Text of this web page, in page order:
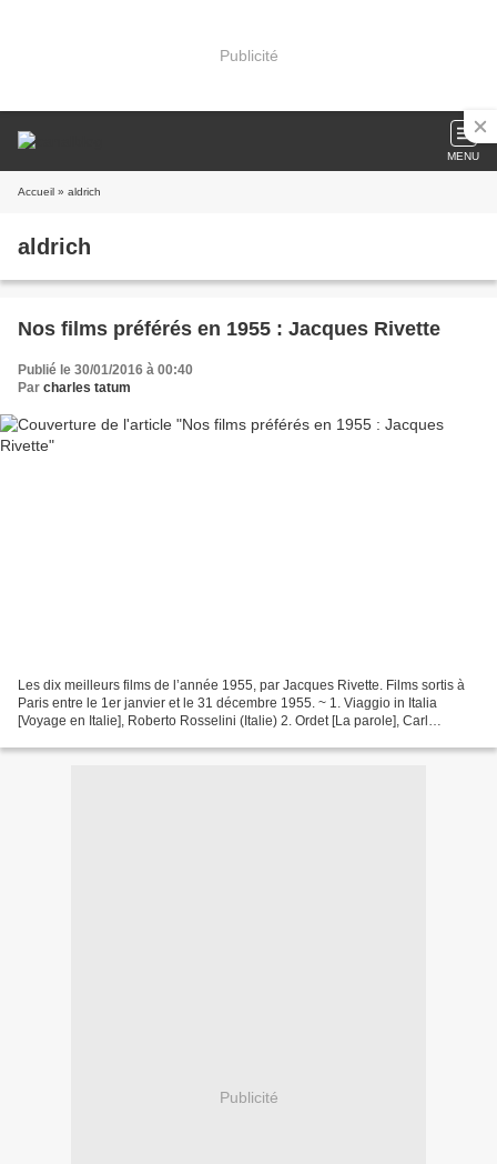
Publicité
MENU
Accueil » aldrich
aldrich
Nos films préférés en 1955 : Jacques Rivette
Publié le 30/01/2016 à 00:40
Par charles tatum
Les dix meilleurs films de l’année 1955, par Jacques Rivette. Films sortis à
Paris entre le 1er janvier et le 31 décembre 1955. ~ 1. Viaggio in Italia
[Voyage en Italie], Roberto Rosselini (Italie) 2. Ordet [La parole], Carl
Publicité